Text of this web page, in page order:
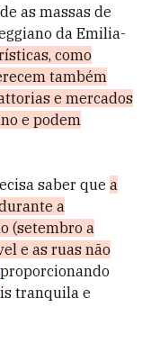
as massas de
da Emilia-
como
também
e mercados
e podem
saber que a
a
(setembro a
e as ruas não
proporcionando
tranquila e